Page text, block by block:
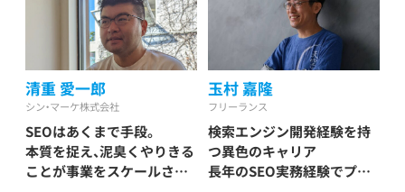
清重 愛一郎
シン・マーケ株式会社
SEOはあくまで手段。
本質を捉え、泥臭くやりきる
ことが事業をスケールさせ
玉村 嘉隆
フリーランス
検索エンジン開発経験を持
つ異色のキャリア
長年のSEO実務経験でプロ